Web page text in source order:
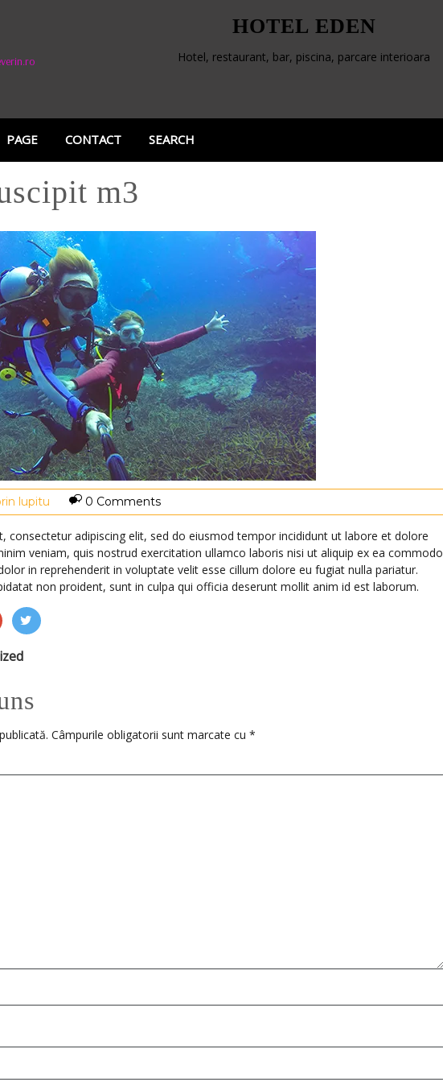
HOTEL EDEN
Hotel, restaurant, bar, piscina, parcare interioara
PAGE CONTACT SEARCH
m3
lupitu 0 Comments
consectetur adipiscing elit, sed do eiusmod tempor incididunt ut labore et dolore
veniam, quis nostrud exercitation ullamco laboris nisi ut aliquip ex ea commodo
in reprehenderit in voluptate velit esse cillum dolore eu fugiat nulla pariatur.
non proident, sunt in culpa qui officia deserunt mollit anim id est laborum.
Câmpurile obligatorii sunt marcate cu *